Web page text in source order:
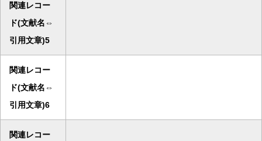
関連レコー
ド(文献名⇔
引用文章)5
関連レコー
ド(文献名⇔
引用文章)6
関連レコー